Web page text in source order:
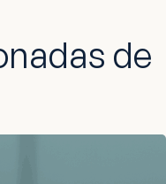
de